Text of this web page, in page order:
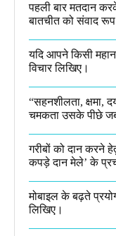
पहली बार मतदान
बातचीत को संवाद
यदि आपने किसी
विचार लिखिए।
“सहनशीलता, क्षमा,
चमकता उसके पीछे जब
गरीबों को दान करने
कपड़े दान मेले’ के
मोबाइल के बढ़ते
लिखिए।